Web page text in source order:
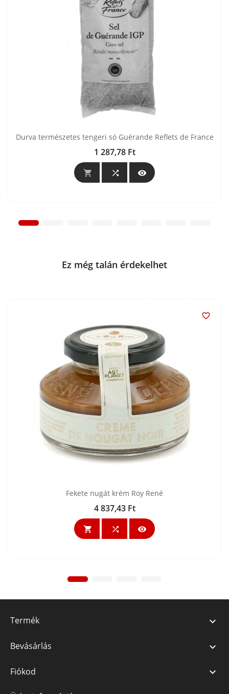
Durva természetes tengeri só Guérande Reflets de France
Ár
1 287,78 Ft
  
Ez még talán érdekelhet

Fekete nugát krém Roy René
Ár
4 837,43 Ft
  
Termék 
Bevásárlás 
Fiókod 